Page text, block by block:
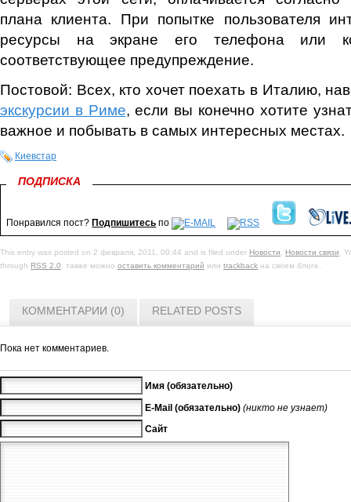
плана клиента. При попытке пользователя
ресурсы на экране его телефона или
соответствующее предупреждение.
Постовой: Всех, кто хочет поехать в Италию,
экскурсии в Риме, если вы конечно хотите
важное и побывать в самых интересных местах.
Киевстар
ПОДПИСКА
Понравился пост? Подпишитесь по
This entry was posted on 2 февраля, 2011, 00:44 and is filed under Новости, Новости связи.
through RSS 2.0. также можно оставить комментарий или trackback на своем блоге.
КОММЕНТАРИИ (0) RELATED POSTS
Пока нет комментариев.
Имя (обязательно)
E-Mail (обязательно) (никто не узнает)
Сайт